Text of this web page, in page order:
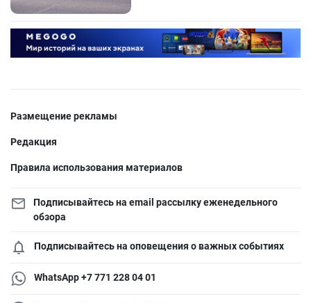
Размещение рекламы
Редакция
Правила использования материалов
Подписывайтесь на email рассылку еженедельного
обзора
Подписывайтесь на оповещения о важных событиях
WhatsApp +7 771 228 04 01